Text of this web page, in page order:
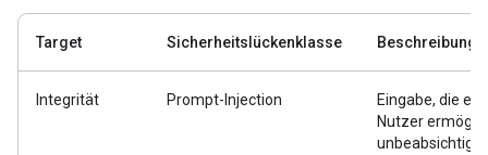
Target Sicherheitslückenklasse Beschreibung
Integrität Prompt-Injection
Eingabe, die es
Nutzer